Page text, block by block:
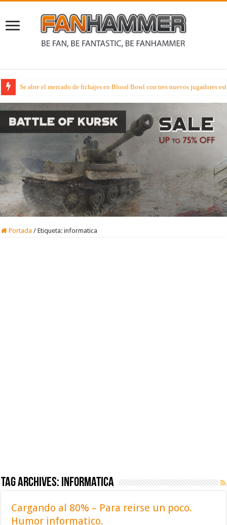
Se abre el mercado de fichajes en Blood Bowl con tres nuevos jugadores
Portada / Etiqueta:informatica
Tag Archives: informatica
Cargando al 80% – Para reirse un poco.
Humor informatico.